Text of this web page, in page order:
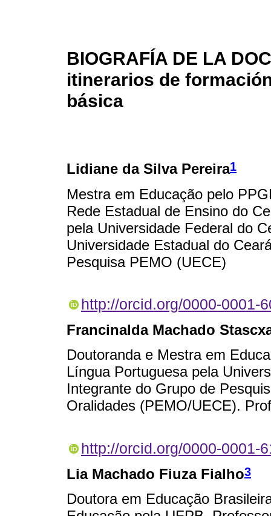
BIOGRAFÍA DE LA
itinerarios de
básica
Lidiane da Silva Pereira1
Mestra em Educação pelo
Rede Estadual de Ensino do
pela Universidade Federal do
Universidade Estadual do
Pesquisa PEMO (UECE)
http://orcid.org/0000-0001-
Francinalda Machado
Doutoranda e Mestra em
Língua Portuguesa pela
Integrante do Grupo de
Oralidades (PEMO/UECE).
http://orcid.org/0000-0001-
Lia Machado Fiuza Fialho3
Doutora em Educação